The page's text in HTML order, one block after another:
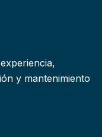
y mantenimiento